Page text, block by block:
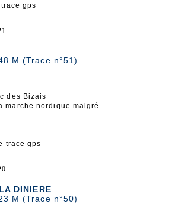
gps
M (Trace n°51)
des Bizais
marche nordique malgré
trace gps
DINIERE
M (Trace n°50)